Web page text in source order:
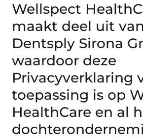
Wellspect
maakt deel uit
Dentsply Sirona
waardoor deze
Privacyverklaring
toepassing is op
HealthCare en al